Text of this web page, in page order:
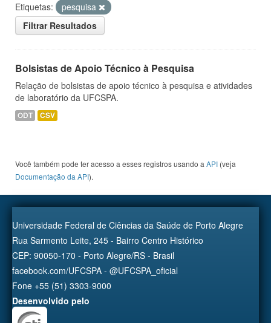
Etiquetas:
pesquisa
Filtrar Resultados
Bolsistas de Apoio Técnico à Pesquisa
Relação de bolsistas de apoio técnico à pesquisa e atividades
de laboratório da UFCSPA.
ODT CSV
Você também pode ter acesso a esses registros usando a API (veja
Documentação da API).
Universidade Federal de Ciências da Saúde de Porto Alegre
Rua Sarmento Leite, 245 - Bairro Centro Histórico
CEP: 90050-170 - Porto Alegre/RS - Brasil
facebook.com/UFCSPA - @UFCSPA_oficial
Fone +55 (51) 3303-9000
Desenvolvido pelo